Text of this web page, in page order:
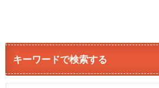
キーワードで検索する